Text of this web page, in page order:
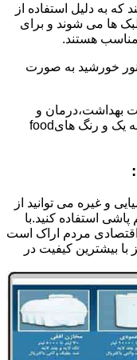
به دلیل استفاده از
ها می شوند و برای
هستند.
نور خورشید به صورت
بهداشت،درمان و
آموزش پزشکی هستند و از مواد اولیه درجه یک و رنگ هایfood
و غیره می توانید از
استفاده کنید.با
مردم اراک است
بیشترین کیفیت در